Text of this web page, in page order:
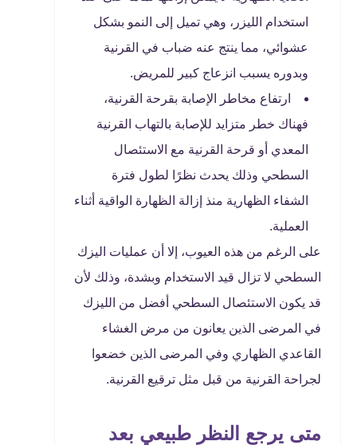
استخدام الليزر، وهي تميل إلى النمو بشكل
عشوائي، مما ينتج عنه ضباب في القرنية
وبدوره يسبب انزعاج كبير للمريض.
ارتفاع مخاطر الإصابة بقرحة القرنية،
فهناك خطر متزايد للإصابة بالتهاب القرنية
المعدي أو قرحة القرنية مع الاستئصال
السطحي وذلك يحدث نظرًا لطول فترة
الشفاء الظهارية منذ إزالة الظهارة الواقية أثناء
العملية.
على الرغم من هذه العيوب، إلا أن عمليات اليزك
السطحي لا تزال قيد الاستخدام وبشدة، وذلك لأن
قد يكون الاستئصال السطحي أفضل من الليزك
في المرضى الذين يعانون من مرض الغشاء
القاعدي الظهاري وفي المرضى الذين خضعوا
لجراحة القرنية من قبل مثل ترقيع القرنية.
متى يرجع النظر طبيعي بعد